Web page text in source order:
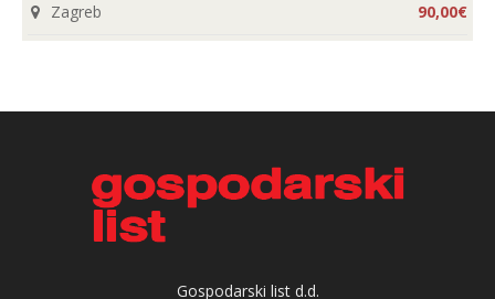
Zagreb 90,00€
Gospodarski list d.d.